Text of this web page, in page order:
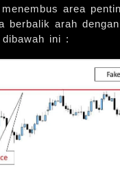
area
berbalik arah
ini :